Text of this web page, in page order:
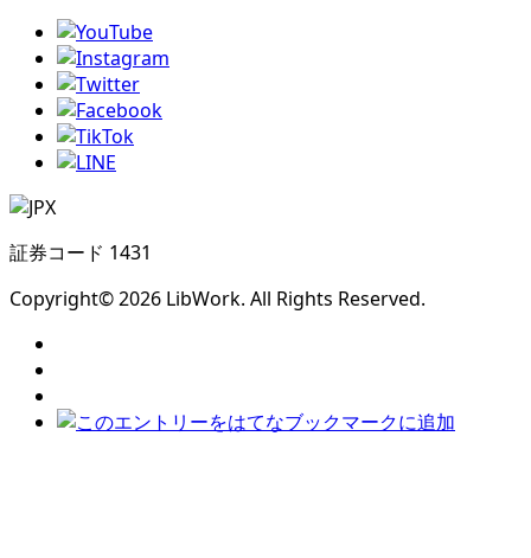
証券コード 1431
Copyright© 2026 LibWork. All Rights Reserved.